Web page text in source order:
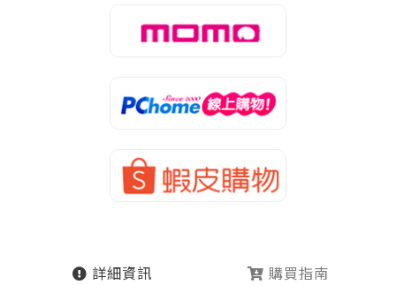
詳細資訊
購買指南